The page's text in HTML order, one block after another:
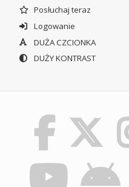
Posłuchaj teraz
Logowanie
DUŻA CZCIONKA
DUŻY KONTRAST